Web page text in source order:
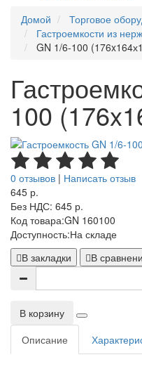
Домой
Торговое
Гастроемкости из
GN 1/6-100
100
0 отзывов | Написать отзыв
645 р.
Без НДС: 645 р.
Код товара:GN 160100
Доступность:На складе
В закладки
В
В корзину
Описание